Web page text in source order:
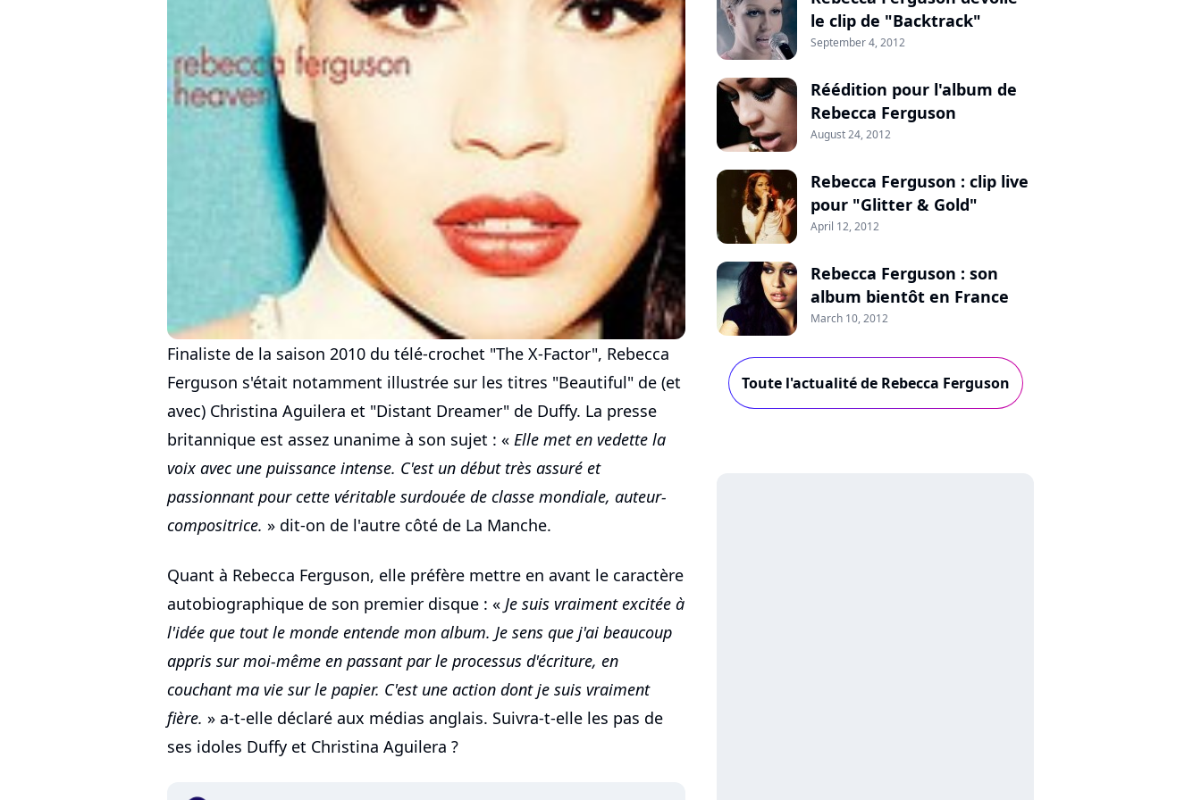
Finaliste de la saison 2010 du télé-crochet "The X-Factor", Rebecca
Ferguson s'était notamment illustrée sur les titres "Beautiful" de (et
avec) Christina Aguilera et "Distant Dreamer" de Duffy. La presse
britannique est assez unanime à son sujet : « Elle met en vedette la
voix avec une puissance intense. C'est un début très assuré et
passionnant pour cette véritable surdouée de classe mondiale, auteur-
compositrice. » dit-on de l'autre côté de La Manche.
Quant à Rebecca Ferguson, elle préfère mettre en avant le caractère
autobiographique de son premier disque : « Je suis vraiment excitée à
l'idée que tout le monde entende mon album. Je sens que j'ai beaucoup
appris sur moi-même en passant par le processus d'écriture, en
couchant ma vie sur le papier. C'est une action dont je suis vraiment
fière. » a-t-elle déclaré aux médias anglais. Suivra-t-elle les pas de
ses idoles Duffy et Christina Aguilera ?
le clip de "Backtrack"
September 4, 2012
Réédition pour l'album de
Rebecca Ferguson
August 24, 2012
Rebecca Ferguson : clip live
pour "Glitter & Gold"
April 12, 2012
Rebecca Ferguson : son
album bientôt en France
March 10, 2012
Toute l'actualité de Rebecca Ferguson